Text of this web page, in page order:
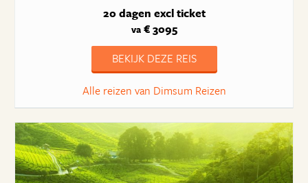
20 dagen excl ticket
va€ 3095
BEKIJK DEZE REIS
Alle reizen van Dimsum Reizen